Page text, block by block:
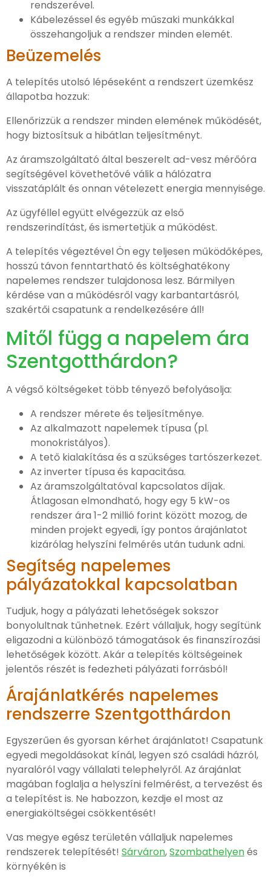
rendszerével.
Kábelezéssel és egyéb műszaki munkákkal
összehangoljuk a rendszer minden elemét.
Beüzemelés
A telepítés utolsó lépéseként a rendszert üzemkész
állapotba hozzuk:
Ellenőrizzük a rendszer minden elemének működését,
hogy biztosítsuk a hibátlan teljesítményt.
Az áramszolgáltató által beszerelt ad-vesz mérőóra
segítségével követhetővé válik a hálózatra
visszatáplált és onnan vételezett energia mennyisége.
Az ügyféllel együtt elvégezzük az első
rendszerindítást, és ismertetjük a működést.
A telepítés végeztével Ön egy teljesen működőképes,
hosszú távon fenntartható és költséghatékony
napelemes rendszer tulajdonosa lesz. Bármilyen
kérdése van a működésről vagy karbantartásról,
szakértői csapatunk a rendelkezésére áll!
Mitől függ a napelem ára
Szentgotthárdon?
A végső költségeket több tényező befolyásolja:
A rendszer mérete és teljesítménye.
Az alkalmazott napelemek típusa (pl.
monokristályos).
A tető kialakítása és a szükséges tartószerkezet.
Az inverter típusa és kapacitása.
Az áramszolgáltatóval kapcsolatos díjak.
Átlagosan elmondható, hogy egy 5 kW-os
rendszer ára 1-2 millió forint között mozog, de
minden projekt egyedi, így pontos árajánlatot
kizárólag helyszíni felmérés után tudunk adni.
Segítség napelemes
pályázatokkal kapcsolatban
Tudjuk, hogy a pályázati lehetőségek sokszor
bonyolultnak tűnhetnek. Ezért vállaljuk, hogy segítünk
eligazodni a különböző támogatások és finanszírozási
lehetőségek között. Akár a telepítés költségeinek
jelentős részét is fedezheti pályázati forrásból!
Árajánlatkérés napelemes
rendszerre Szentgotthárdon
Egyszerűen és gyorsan kérhet árajánlatot! Csapatunk
egyedi megoldásokat kínál, legyen szó családi házról,
nyaralóról vagy vállalati telephelyről. Az árajánlat
magában foglalja a helyszíni felmérést, a tervezést és
a telepítést is. Ne habozzon, kezdje el most az
energiaköltségei csökkentését!
Vas megye egész területén vállaljuk napelemes
rendszerek telepítését! Sárváron,Szombathelyenés
környékén is